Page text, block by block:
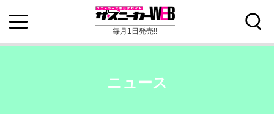
毎月1日発売!!
ニュース